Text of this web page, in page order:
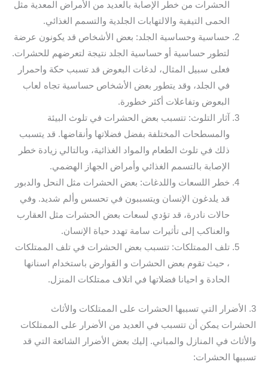
الحشرات من خطر الإصابة بالعديد من الأمراض المعدية مثل
الحمى التيفية والالتهابات الجلدية والتسمم الغذائي.
حساسية وحساسية الجلد: بعض الأشخاص قد يكونون عرضة
لتطور حساسية أو حساسية الجلد نتيجة لتعرضهم للحشرات.
فعلى سبيل المثال، لدغات البعوض قد تسبب حكة واحمرار
في الجلد، وقد يتطور بعض الأشخاص حساسية تجاه لعاب
البعوض وتفاعلات أكثر خطورة.
آثار التلوث: تتسبب بعض الحشرات في تلوث البيئة
والمسطحات المختلفة بفضل فضلاتها وأنقاضها. قد يتسبب
ذلك في تلوث الطعام والمواد الغذائية، وبالتالي زيادة خطر
الإصابة بالتسمم الغذائي وأمراض الجهاز الهضمي.
خطر اللسعات واللدغات: بعض الحشرات مثل النحل والدبور
قد يلدغون الإنسان ويتسببون في تحسس وألم شديد. وفي
حالات نادرة، قد تؤدي لسعات بعض الحشرات مثل العقارب
والعناكب إلى تأثيرات سامة تهدد حياة الإنسان.
تلف الممتلكات: تتسبب بعض الحشرات في تلف الممتلكات
، حيث تقوم بعض الحشرات و القوارض باستخدام اسنانها
الحادة و احيانا فضلاتها في اتلاف ممتلكات المنزل.
3. الأضرار التي تسببها الحشرات على الممتلكات والأثاث
الحشرات يمكن أن تتسبب في العديد من الأضرار على الممتلكات
والأثاث في المنازل والمباني. إليك بعض الأضرار الشائعة التي قد
تسببها الحشرات: